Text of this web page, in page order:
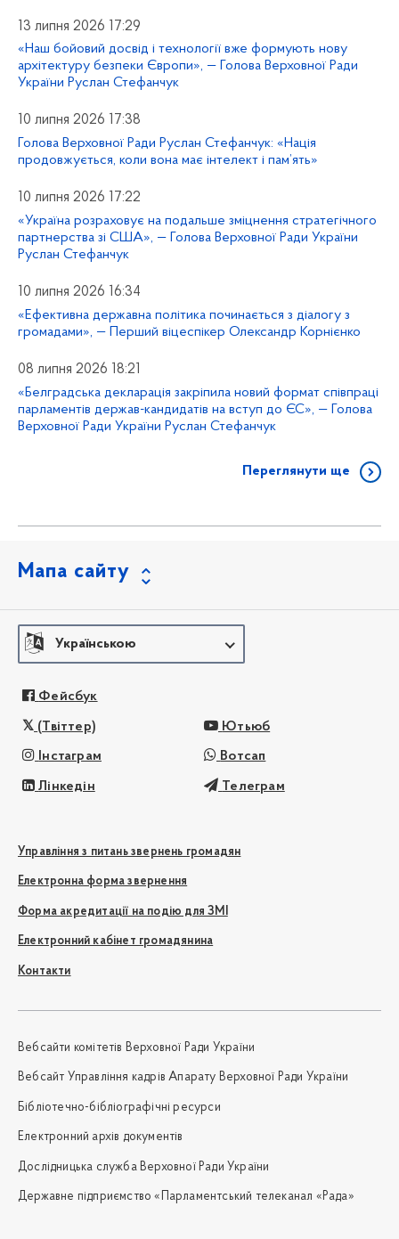
13 липня 2026 17:29
«Наш бойовий досвід і технології вже формують нову
архітектуру безпеки Європи», — Голова Верховної Ради
України Руслан Стефанчук
10 липня 2026 17:38
Голова Верховної Ради Руслан Стефанчук: «Нація
продовжується, коли вона має інтелект і пам’ять»
10 липня 2026 17:22
«Україна розраховує на подальше зміцнення стратегічного
партнерства зі США», — Голова Верховної Ради України
Руслан Стефанчук
10 липня 2026 16:34
«Ефективна державна політика починається з діалогу з
громадами», — Перший віцеспікер Олександр Корнієнко
08 липня 2026 18:21
«Белградська декларація закріпила новий формат співпраці
парламентів держав-кандидатів на вступ до ЄС», — Голова
Верховної Ради України Руслан Стефанчук
Переглянути ще
Мапа сайту
Українською
Фейсбук
(Твіттер) Ютьюб
Інстаграм Вотсап
Лінкедін Телеграм
Управління з питань звернень громадян
Електронна форма звернення
Форма акредитації на подію для ЗМІ
Електронний кабінет громадянина
Контакти
Вебсайти комітетів Верховної Ради України
Вебсайт Управління кадрів Апарату Верховної Ради України
Бібліотечно-бібліографічні ресурси
Електронний архів документів
Дослідницька служба Верховної Ради України
Державне підприємство «Парламентський телеканал «Рада»